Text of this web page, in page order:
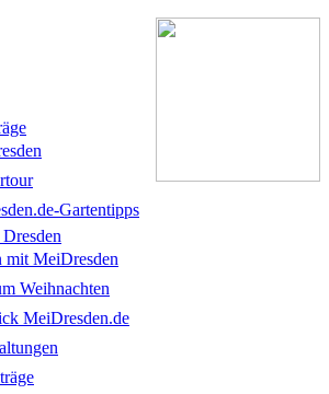
Gartentipps
mit MeiDresden
Weihnachten
MeiDresden.de